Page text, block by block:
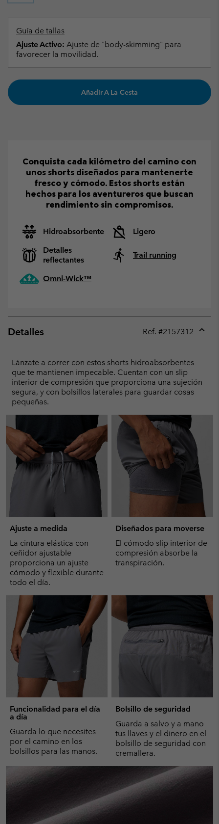
Guía de tallas
Ajuste Activo: Ajuste de "body-skimming" para
favorecer la movilidad.
Añadir A La Cesta
Conquista cada kilómetro del camino con
unos shorts diseñados para mantenerte
fresco y cómodo. Estos shorts están
hechos para los aventureros que buscan
rendimiento sin compromisos.
Hidroabsorbente
Ligero
Detalles
reflectantes
Trail running
Omni-Wick™
Detalles Ref. #2157312
Lánzate a correr con estos shorts hidroabsorbentes
que te mantienen impecable. Cuentan con un slip
interior de compresión que proporciona una sujeción
segura, y con bolsillos laterales para guardar cosas
pequeñas.
Ajuste a medida
La cintura elástica con
ceñidor ajustable
proporciona un ajuste
cómodo y flexible durante
todo el día.
Diseñados para moverse
El cómodo slip interior de
compresión absorbe la
transpiración.
Funcionalidad para el día
a día
Guarda lo que necesites
por el camino en los
bolsillos para las manos.
Bolsillo de seguridad
Guarda a salvo y a mano
tus llaves y el dinero en el
bolsillo de seguridad con
cremallera.